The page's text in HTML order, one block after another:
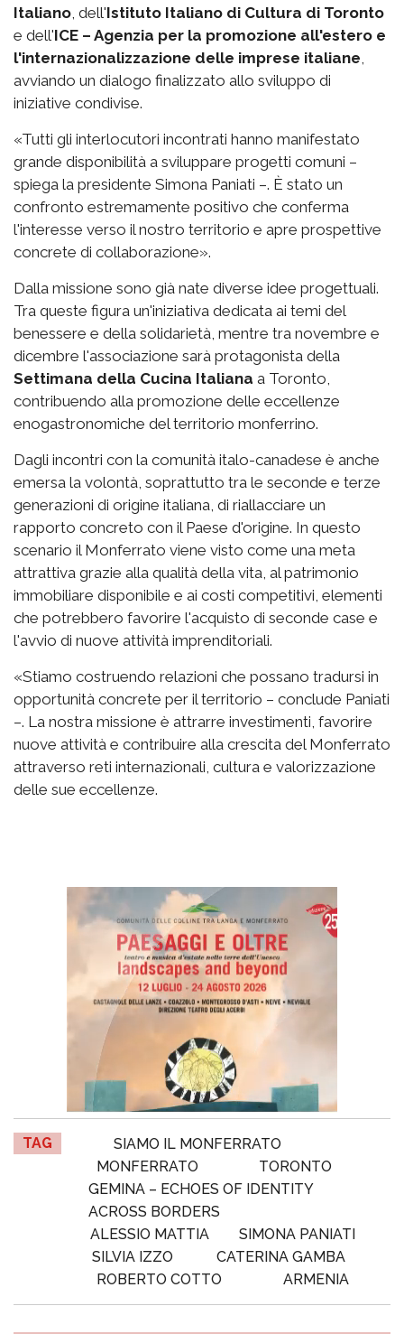
Italiano , dell'Istituto Italiano di Cultura di Toronto
e dell'ICE – Agenzia per la promozione all'estero e
l'internazionalizzazione delle imprese italiane
avviando un dialogo finalizzato allo sviluppo di
iniziative condivise.
«Tutti gli interlocutori incontrati hanno manifestato
grande disponibilità a sviluppare progetti comuni –
spiega la presidente Simona Paniati –. È stato un
confronto estremamente positivo che conferma
l'interesse verso il nostro territorio e apre prospettive
concrete di collaborazione».
Dalla missione sono già nate diverse idee progettuali.
Tra queste figura un'iniziativa dedicata ai temi del
benessere e della solidarietà, mentre tra novembre e
dicembre l'associazione sarà protagonista della
Settimana della Cucina Italiana a Toronto,
contribuendo alla promozione delle eccellenze
enogastronomiche del territorio monferrino.
Dagli incontri con la comunità italo-canadese è anche
emersa la volontà, soprattutto tra le seconde e terze
generazioni di origine italiana, di riallacciare un
rapporto concreto con il Paese d'origine. In questo
scenario il Monferrato viene visto come una meta
attrattiva grazie alla qualità della vita, al patrimonio
immobiliare disponibile e ai costi competitivi, elementi
che potrebbero favorire l'acquisto di seconde case e
l'avvio di nuove attività imprenditoriali.
«Stiamo costruendo relazioni che possano tradursi in
opportunità concrete per il territorio – conclude Paniati
–. La nostra missione è attrarre investimenti, favorire
nuove attività e contribuire alla crescita del Monferrato
attraverso reti internazionali, cultura e valorizzazione
delle sue eccellenze.
TAG
SIAMO IL MONFERRATO
MONFERRATO
TORONTO
GEMINA – ECHOES OF IDENTITY
ACROSS BORDERS
ALESSIO MATTIA
SIMONA PANIATI
SILVIA IZZO
CATERINA GAMBA
ROBERTO COTTO
ARMENIA